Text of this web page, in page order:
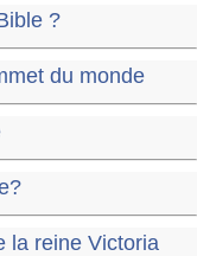
?
du monde
la reine Victoria